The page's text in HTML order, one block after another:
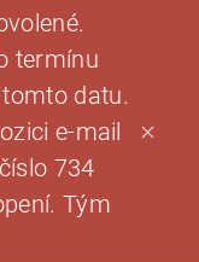
termínu
datu.
e-mail
734
Tým